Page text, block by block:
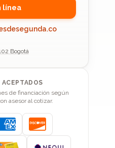
línea
Bogotá
de financiación según
asesor al cotizar.
American Express
Discover